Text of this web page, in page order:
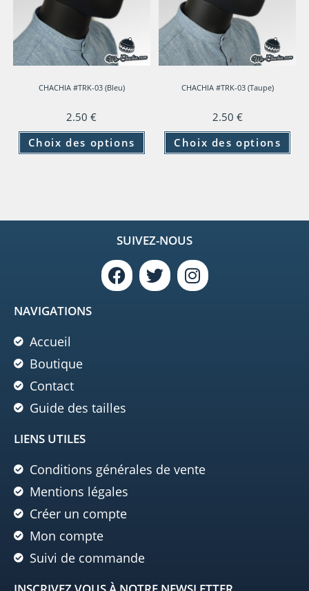
CHACHIA #TRK-03 (Bleu)
2.50€
Choix des options
CHACHIA #TRK-03 (Taupe)
2.50 €
Choix des options
SUIVEZ-NOUS
NAVIGATIONS
Accueil
Boutique
Contact
Guide des tailles
LIENS UTILES
Conditions générales de vente
Mentions légales
Créer un compte
Mon compte
Suivi de commande